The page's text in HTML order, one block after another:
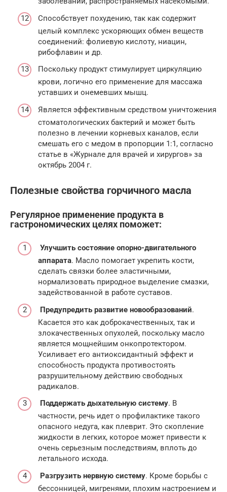
Способствует похудению, так как содержит
целый комплекс ускоряющих обмен веществ
соединений: фолиевую кислоту, ниацин,
рибофлавин и др.
Поскольку продукт стимулирует циркуляцию
крови, логично его применение для массажа
уставших и онемевших мышц.
Является эффективным средством уничтожения
стоматологических бактерий и может быть
полезно в лечении корневых каналов, если
смешать его с медом в пропорции 1:1, согласно
статье в «Журнале для врачей и хирургов» за
октябрь 2004 г.
Полезные свойства горчичного масла
Регулярное применение продукта в
гастрономических целях поможет:
Улучшить состояние опорно-двигательного
аппарата. Масло помогает укрепить кости,
сделать связки более эластичными,
нормализовать природное выделение смазки,
задействованной в работе суставов.
Предупредить развитие новообразований.
Касается это как доброкачественных, так и
злокачественных опухолей, поскольку масло
является мощнейшим онкопротектором.
Усиливает его антиоксидантный эффект и
способность продукта противостоять
разрушительному действию свободных
радикалов.
Поддержать дыхательную систему. В
частности, речь идет о профилактике такого
опасного недуга, как плеврит. Это скопление
жидкости в легких, которое может привести к
очень серьезным последствиям, вплоть до
летального исхода.
Разгрузить нервную систему. Кроме борьбы с
бессонницей, мигренями, плохим настроением и